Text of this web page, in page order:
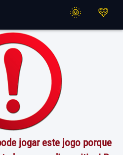
jogar este jogo porque